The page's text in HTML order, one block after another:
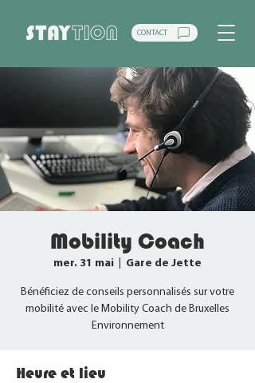
CONTACT
Mobility Coach
mer. 31 mai Gare de Jette
Bénéficiez de conseils personnalisés sur votre
mobilité avec le Mobility Coach de Bruxelles
Environnement
Heure et lieu